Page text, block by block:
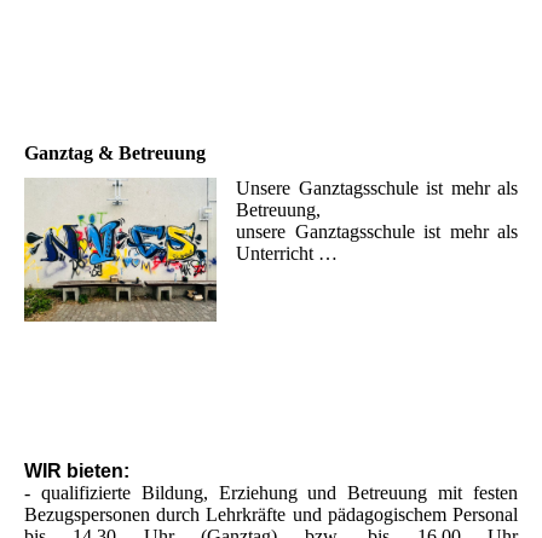
Ganztag & Betreuung
Unsere Ganztagsschule ist mehr als
Betreuung,
unsere Ganztagsschule ist mehr als
Unterricht …
WIR bieten:
- qualifizierte Bildung, Erziehung und Betreuung mit festen
Bezugspersonen durch Lehrkräfte und pädagogischem Personal